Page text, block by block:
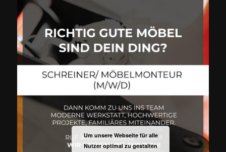
Um unsere Webseite für alle
Nutzer optimal zu gestalten